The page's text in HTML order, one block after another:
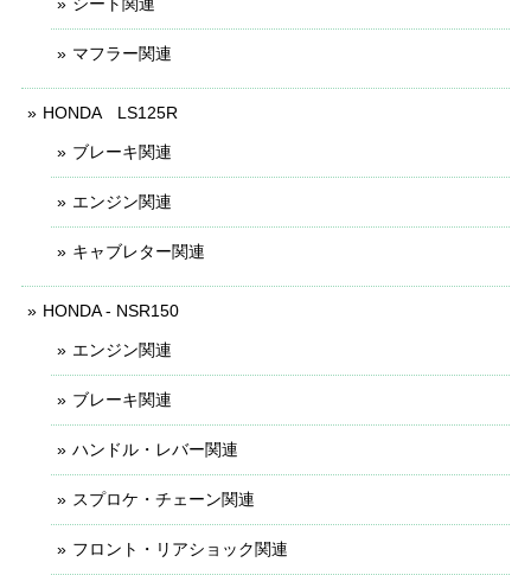
マフラー関連
HONDA LS125R
ブレーキ関連
エンジン関連
キャブレター関連
HONDA - NSR150
エンジン関連
ブレーキ関連
ハンドル・レバー関連
スプロケ・チェーン関連
フロント・リアショック関連